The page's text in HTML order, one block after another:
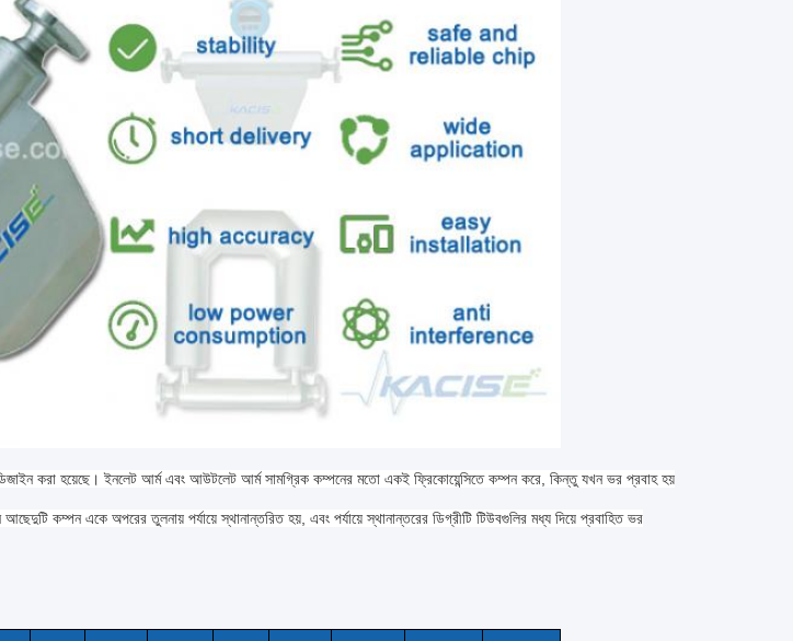
করা হয়েছে। ইনলেট আর্ম এবং আউটলেট আর্ম সামগ্রিক কম্পনের মতো একই ফ্রিকোয়েন্সিতে কম্পন করে, কিন্তু যখন ভর প্রবাহ হয়
কম্পন একে অপরের তুলনায় পর্যায়ে স্থানান্তরিত হয়, এবং পর্যায়ে স্থানান্তরের ডিগ্রীটি টিউবগুলির মধ্য দিয়ে প্রবাহিত ভর